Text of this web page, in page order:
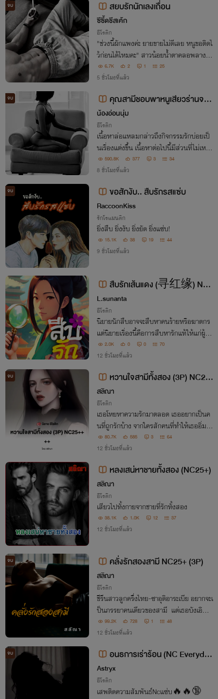
จบ สยบรักนักเลงเถื่อน
ซีซี้ดชีสเค้ก
อีโรติก
"ช่วงนี้ผักแพงค่ะ ยายขายไม่ดีเลย หนูขอติดไ
ว้ก่อนได้ไหมคะ" สาวน้อยน้ำตาคลอพลางย
กมือไหว้ปลกๆ "กูไม่สน กูบอกแล้วไงว่ากูไม่
ใช่มูลนิธิ มึงเบี้ยวค่าที่กู มึงก็ต้องจ่ายอย่างอื่
6.7K 2 1 25
5 ชั่วโมงที่แล้ว
จบ
คุณสามีชอบพาหนูเสียวร่านจน
ติดใจ NC18+🔞 ( E-Book จบแล้ว
)
น้องอ่อนนุ่ม
อีโรติก
เนื้อหาล่อแหลมกล่าวถึงกิจกรรมรักบ่อยเป็
นเรื่องแต่งขึ้น เนื้อหาต่อไปนี้มีส่วนที่ไม่เหมา
ะสมและละเอียดอ่อนเป็นอย่างมาก โปรดใช้วิ
จารณญาณในการอ่าน
590.8K 377 3 34
8 ชั่วโมงที่แล้ว
จบ ขอสักงับ.. สืบรักรสแซ่บ
RaccoonKiss
รักโรแมนติก
ยิ่งสืบ ยิ่งงับ ยิ่งยัด ยิ่งแซ่บ!
15.1K 38 19 44
9 ชั่วโมงที่แล้ว
สืบรักเส้นแดง (寻红缘) Nc1
8+
L.sunanta
อีโรติก
นิยายนักสืบอาจจะสืบหาคนร้ายหรือฆาตกร
แต่นิยายเรื่องนี้คือการสืบหารักแท้ให้แก่ผู้ว่า
จ้าง2.0K 0 0 70
12 ชั่วโมงที่แล้ว
จบ
หวานใจสามีทั้งสอง (3P) NC25
++++
สลิณา
อีโรติก
เธอโหยหาความรักมาตลอด เธออยากเป็นค
นที่ถูกรักบ้าง จากใครสักคนที่ทำให้เธออิ่มเอ
มมีความสุขกับการเป็นคนสำคัญของใครสัก
คน
80.7K 585 3 64
12 ชั่วโมงที่แล้ว
หลงเสน่หาชายทั้งสอง (NC25+)
สลิณา
อีโรติก
เสียวไปทั้งกายจากชายที่รักทั้งสอง
38.1K 1.0K 12 37
12 ชั่วโมงที่แล้ว
จบ คลั่งรักสองสามี NC25+ (3P)
สลิณา
อีโรติก
ชีรีนสาวลูกครึ่งไทย-ซาอุดิอาระเบีย อยากจะเ
ป็นภรรยาคนเดียวของสามี แต่เธอบังเอิญไ
ด้พวกเขาสองคนที่เป็นเพื่อนสนิทกันเป็นสา
มี รสสวาทที่พวกเขามอบให้เด็กสาวไม่ประส
99.2K 728 1 48
12 ชั่วโมงที่แล้ว
จบ
อนธการเร่าร้อน (NC Everyday
🔥)
Astryx
อีโรติก
เสพติดความสัมพันธ์Ncแซ่บ🔥🔥🔞